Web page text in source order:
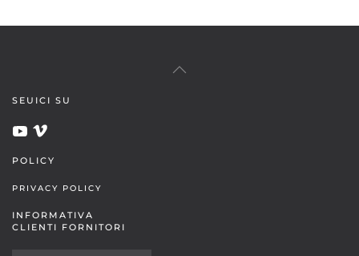
SEUICI SU
POLICY
PRIVACY POLICY
INFORMATIVA
CLIENTI FORNITORI